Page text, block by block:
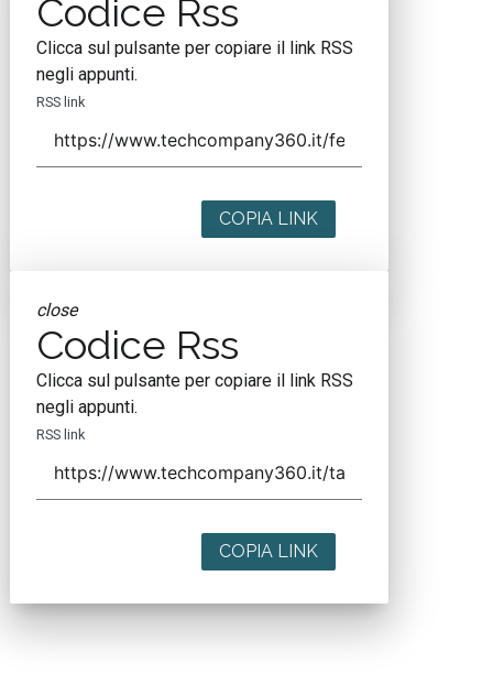
Codice Rss
Clicca sul pulsante per copiare il link RSS
negli appunti.
RSS link
COPIA LINK
close
Codice Rss
Clicca sul pulsante per copiare il link RSS
negli appunti.
RSS link
COPIA LINK